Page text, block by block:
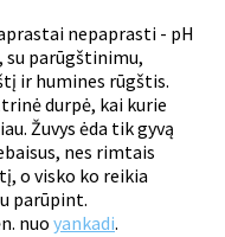
nepaprasti - pH
su parūgštinimu,
ir humines rūgštis.
durpė, kai kurie
Žuvys ėda tik gyvą
nes rimtais
o visko ko reikia
parūpint.
nuo yankadi.